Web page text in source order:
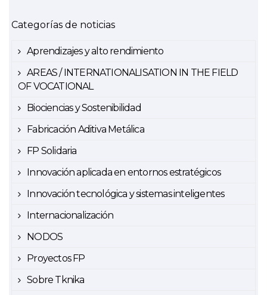
Categorías de noticias
Aprendizajes y alto rendimiento
AREAS / INTERNATIONALISATION IN THE FIELD
OF VOCATIONAL
Biociencias y Sostenibilidad
Fabricación Aditiva Metálica
FP Solidaria
Innovación aplicada en entornos estratégicos
Innovación tecnológica y sistemas inteligentes
Internacionalización
NODOS
Proyectos FP
Sobre Tknika